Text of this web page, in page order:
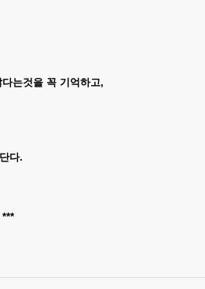
는것을 꼭 기억하고,
다.
***